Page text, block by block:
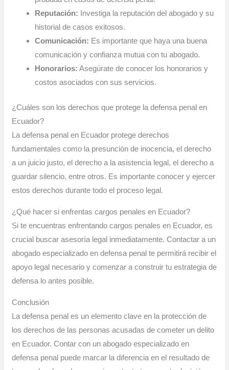
Reputación: Investiga la reputación del abogado y su
historial de casos exitosos.
Comunicación: Es importante que haya una buena
comunicación y confianza mutua con tu abogado.
Honorarios: Asegúrate de conocer los honorarios y
costos asociados con sus servicios.
¿Cuáles son los derechos que protege la defensa penal en
Ecuador?
La defensa penal en Ecuador protege derechos
fundamentales como la presunción de inocencia, el derecho
a un juicio justo, el derecho a la asistencia legal, el derecho a
guardar silencio, entre otros. Es importante conocer y ejercer
estos derechos durante todo el proceso legal.
¿Qué hacer si enfrentas cargos penales en Ecuador?
Si te encuentras enfrentando cargos penales en Ecuador, es
crucial buscar asesoría legal inmediatamente. Contactar a un
abogado especializado en defensa penal te permitirá recibir el
apoyo legal necesario y comenzar a construir tu estrategia de
defensa lo antes posible.
Conclusión
La defensa penal es un elemento clave en la protección de
los derechos de las personas acusadas de cometer un delito
en Ecuador. Contar con un abogado especializado en
defensa penal puede marcar la diferencia en el resultado de